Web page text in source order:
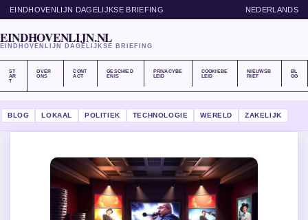
EINDHOVENLIJN DAGELIJKSE BRIEFING NEDERLANDS
EINDHOVENLIJN.NL
EINDHOVENLIJN DAGELIJKSE BRIEFING
ST
AR
T
OVER
ONS
CONT
ACT
GESCHIED
ENIS
PRIVACYBE
LEID
COOKIEBE
LEID
NIEUWSB
RIEF
BL
OG
BLOG LOKAAL POLITIEK TECHNOLOGIE WERELD ZAKELIJK